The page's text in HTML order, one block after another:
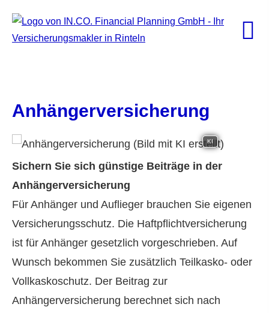
Anhängerversicherung
KI
Sichern Sie sich günstige Beiträge in der
Anhängerversicherung
Für Anhänger und Auflieger brauchen Sie eigenen
Versicherungsschutz. Die Haft­pflichtversicherung
ist für Anhänger gesetzlich vorgeschrieben. Auf
Wunsch bekommen Sie zusätzlich Teilkasko- oder
Vollkaskoschutz. Der Beitrag zur
Anhängerversicherung berechnet sich nach